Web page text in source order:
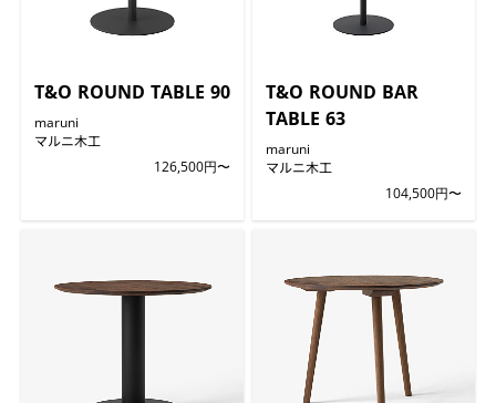
T&O ROUND TABLE 90
maruni
マルニ木工
126,500円〜
T&O ROUND BAR
TABLE 63
maruni
マルニ木工
104,500円〜